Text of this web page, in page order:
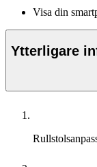
Visa din
Ytterligare